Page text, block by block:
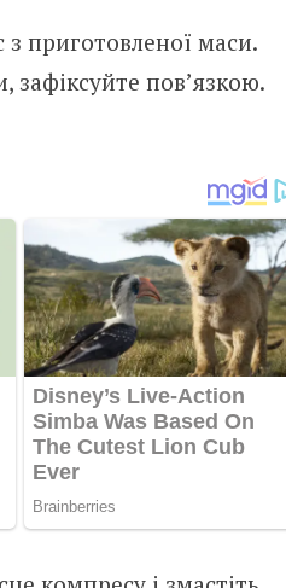
приготовленої маси.
зафіксуйте пов’язкою.